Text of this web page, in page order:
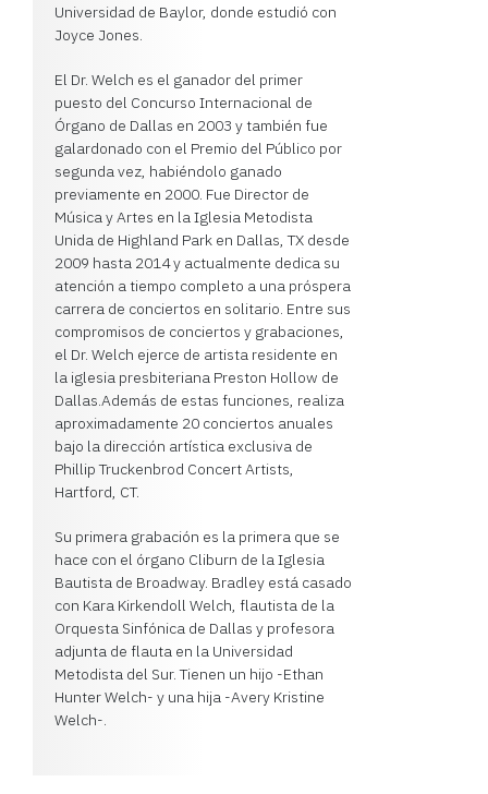
Universidad de Baylor, donde estudió con
Joyce Jones.
El Dr. Welch es el ganador del primer
puesto del Concurso Internacional de
Órgano de Dallas en 2003 y también fue
galardonado con el Premio del Público por
segunda vez, habiéndolo ganado
previamente en 2000. Fue Director de
Música y Artes en la Iglesia Metodista
Unida de Highland Park en Dallas, TX desde
2009 hasta 2014 y actualmente dedica su
atención a tiempo completo a una próspera
carrera de conciertos en solitario. Entre sus
compromisos de conciertos y grabaciones,
el Dr. Welch ejerce de artista residente en
la iglesia presbiteriana Preston Hollow de
Dallas.Además de estas funciones, realiza
aproximadamente 20 conciertos anuales
bajo la dirección artística exclusiva de
Phillip Truckenbrod Concert Artists,
Hartford, CT.
Su primera grabación es la primera que se
hace con el órgano Cliburn de la Iglesia
Bautista de Broadway. Bradley está casado
con Kara Kirkendoll Welch, flautista de la
Orquesta Sinfónica de Dallas y profesora
adjunta de flauta en la Universidad
Metodista del Sur. Tienen un hijo -Ethan
Hunter Welch- y una hija -Avery Kristine
Welch-.